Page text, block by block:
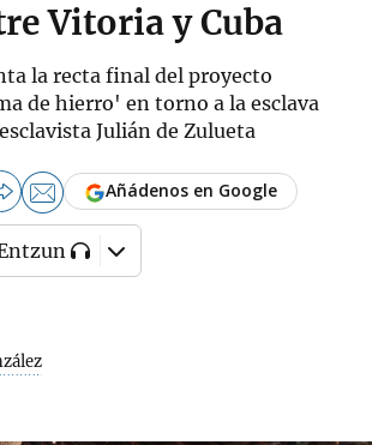
Vitoria y Cuba
la recta final del proyecto
de hierro' en torno a la esclava
Julián de Zulueta
Añádenos en Google